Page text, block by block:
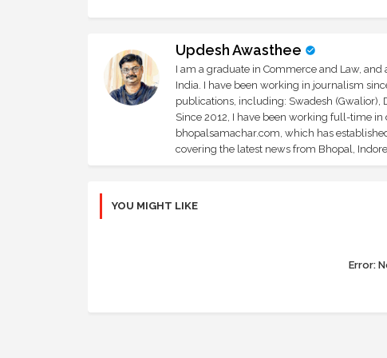
Updesh Awasthee
I am a graduate in Commerce and Law,
India. I have been working in journalism
publications, including: Swadesh (Gwalior),
Since 2012, I have been working full-time
bhopalsamachar.com, which has
covering the latest news from Bhopal,
YOU MIGHT LIKE
Error: